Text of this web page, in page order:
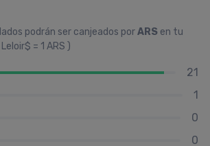
podrán ser canjeados porARS en tu
= 1 ARS )
21
1
0
0